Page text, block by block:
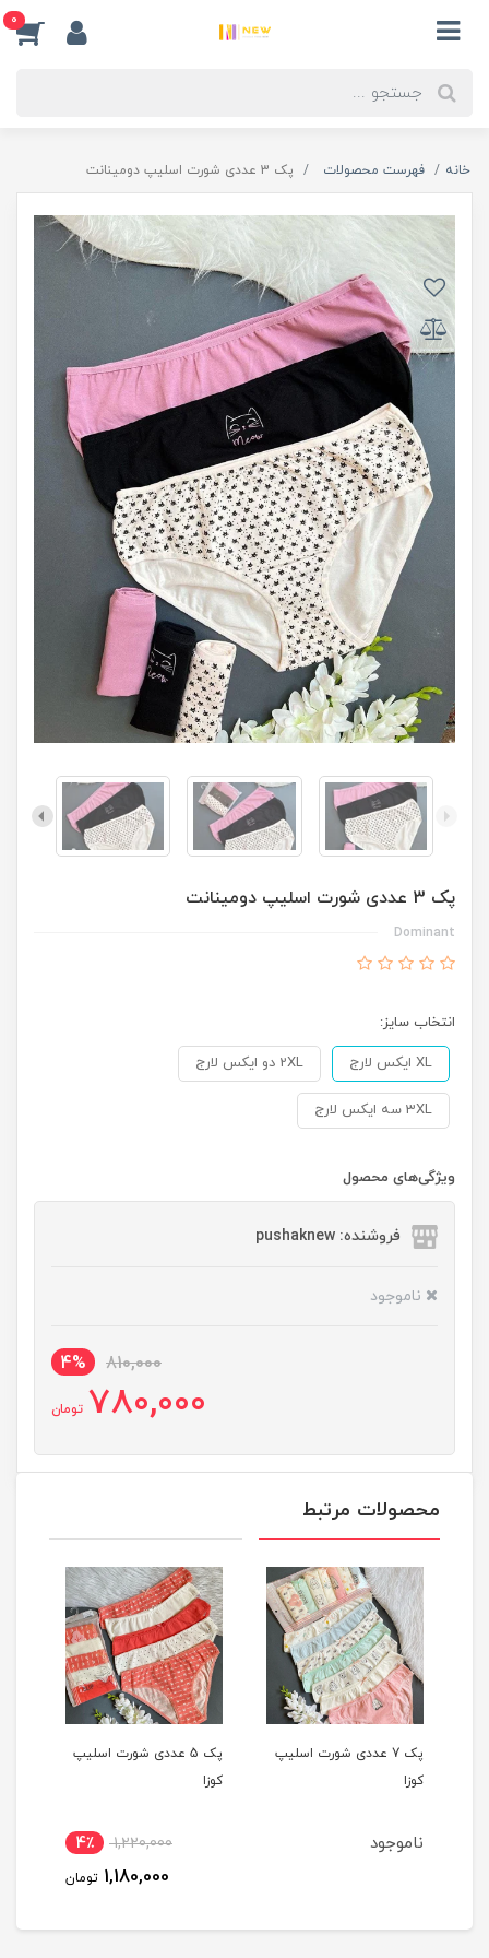
0
خانه فهرست محصولات پک 3 عددی شورت اسلیپ دومینانت
پک 3 عددی شورت اسلیپ دومینانت
Dominant
انتخاب سایز:
XL ایکس لارج 2XL دو ایکس لارج
3XL سه ایکس لارج
ویژگی‌های محصول
فروشنده: pushaknew
ناموجود
810,000
4%
780,000 تومان
محصولات مرتبط
پک 7 عددی شورت اسلیپ
کوزا
ناموجود
پک 5 عددی شورت اسلیپ
کوزا
1,220,000 4٪
1,180,000 تومان